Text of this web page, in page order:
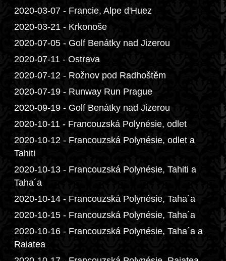
2020-03-07 - Francie, Alpe d'Huez
2020-03-21 - Krkonoše
2020-07-05 - Golf Benátky nad Jizerou
2020-07-11 - Ostrava
2020-07-12 - Rožnov pod Radhoštěm
2020-07-19 - Runway Run Prague
2020-09-19 - Golf Benátky nad Jizerou
2020-10-11 - Francouzská Polynésie, odlet
2020-10-12 - Francouzská Polynésie, odlet a
Tahiti
2020-10-13 - Francouzská Polynésie, Tahiti a
Taha´a
2020-10-14 - Francouzská Polynésie, Taha´a
2020-10-15 - Francouzská Polynésie, Taha´a
2020-10-16 - Francouzská Polynésie, Taha´a a
Raiatea